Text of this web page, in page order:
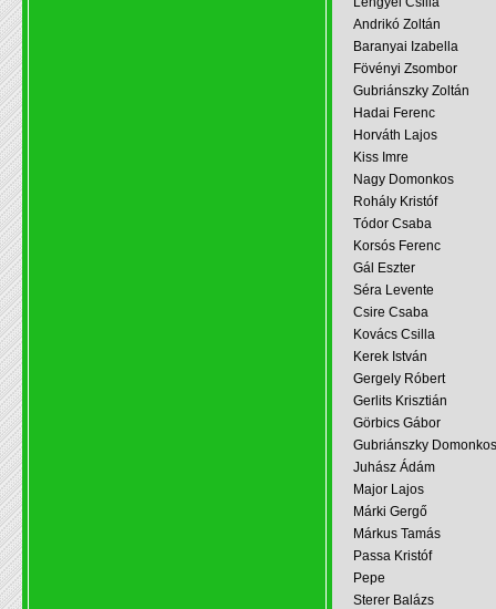
Andrikó Zoltán
Baranyai Izabella
Fövényi Zsombor
Gubriánszky Zoltán
Hadai Ferenc
Horváth Lajos
Kiss Imre
Nagy Domonkos
Rohály Kristóf
Tódor Csaba
Korsós Ferenc
Gál Eszter
Séra Levente
Csire Csaba
Kovács Csilla
Kerek István
Gergely Róbert
Gerlits Krisztián
Görbics Gábor
Gubriánszky Domonkos
Juhász Ádám
Major Lajos
Márki Gergő
Márkus Tamás
Passa Kristóf
Pepe
Sterer Balázs